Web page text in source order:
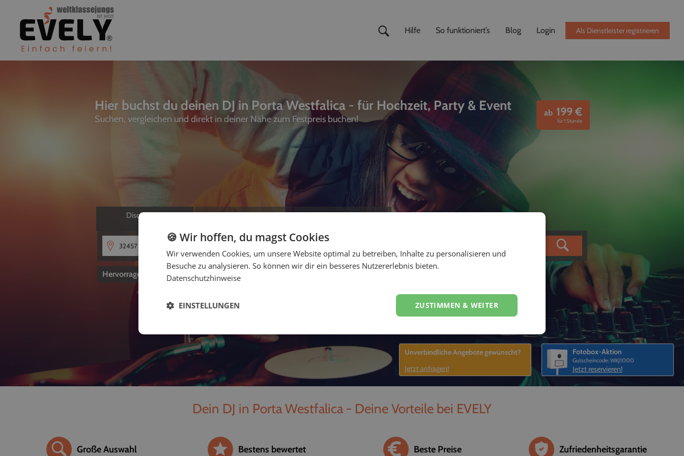
Hilfe So funktioniert’s Blog Login Als Dienstleister registrieren
Hier buchst du deinen DJ in Porta Westfalica - für Hochzeit, Party & Event
Suchen, vergleichen und direkt in deiner Nähe zum Festpreis buchen!
ab 199€
für 1 Stunde
Discjockeys Livemusiker, Fotografen
Hervorragend von 5
Fotobox-Aktion
Gutscheincode: WKJ1000
Jetzt reservieren!
Unverbindliche Angebote gewünscht?
Jetzt anfragen!
Dein DJ in Porta Westfalica - Deine Vorteile bei EVELY
Große Auswahl Bestens bewertet Beste Preise Zufriedenheitsgarantie
🍪 Wir hoffen, du magst Cookies
Wir verwenden Cookies, um unsere Website optimal zu betreiben, Inhalte zu personalisieren und
Besuche zu analysieren. So können wir dir ein besseres Nutzererlebnis bieten.
Datenschutzhinweise
ZUSTIMMEN & WEITER
EINSTELLUNGEN